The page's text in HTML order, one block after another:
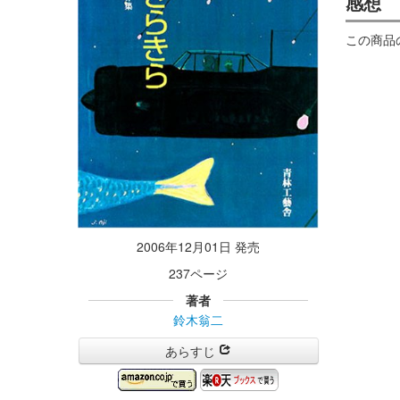
2006年12月01日 発売
237ページ
著者
鈴木翁二
あらすじ
この商品